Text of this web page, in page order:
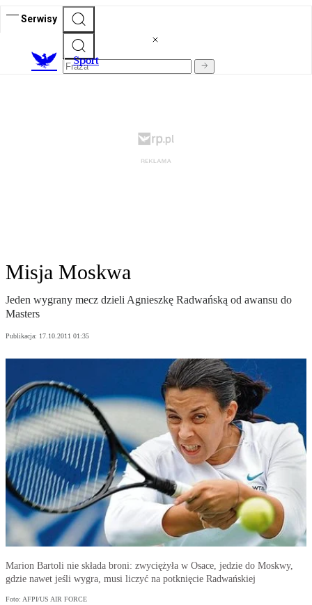
Serwisy
Sport
Misja Moskwa
Jeden wygrany mecz dzieli Agnieszkę Radwańską od awansu do
Masters
Publikacja: 17.10.2011 01:35
Marion Bartoli nie składa broni: zwyciężyła w Osace, jedzie do Moskwy,
gdzie nawet jeśli wygra, musi liczyć na potknięcie Radwańskiej
Foto: AFPI/US AIR FORCE